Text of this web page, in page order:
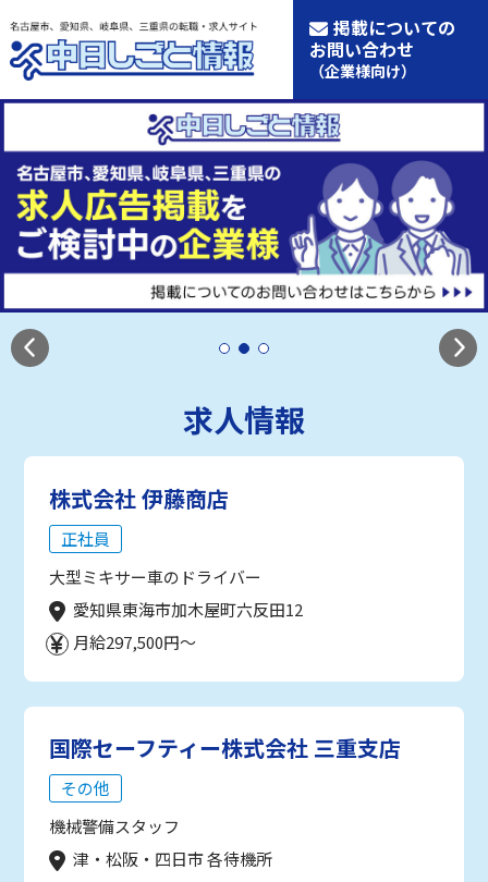
掲載についての
お問い合わせ
（企業様向け）
求人情報
株式会社 伊藤商店
正社員
大型ミキサー車のドライバー
愛知県東海市加木屋町六反田12
月給297,500円～
国際セーフティー株式会社 三重支店
その他
機械警備スタッフ
津・松阪・四日市 各待機所